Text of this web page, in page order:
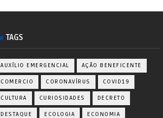
TAGS
AUXÍLIO EMERGENCIAL AÇÃO BENEFICENTE
COMERCIO CORONAVÍRUS COVID19
CULTURA CURIOSIDADES DECRETO
DESTAQUE ECOLOGIA ECONOMIA